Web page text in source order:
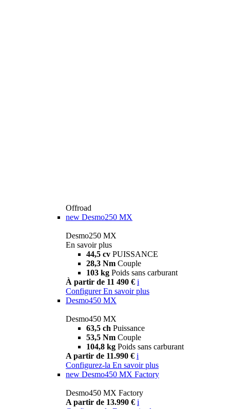
Offroad
new Desmo250 MX
Desmo250 MX
En savoir plus
44,5 cv PUISSANCE
28,3 Nm Couple
103 kg Poids sans carburant
À partir de 11 490 € i
Configurer En savoir plus
Desmo450 MX
Desmo450 MX
63,5 ch Puissance
53,5 Nm Couple
104,8 kg Poids sans carburant
A partir de 11.990 € i
Configurez-la En savoir plus
new Desmo450 MX Factory
Desmo450 MX Factory
A partir de 13.990 € i